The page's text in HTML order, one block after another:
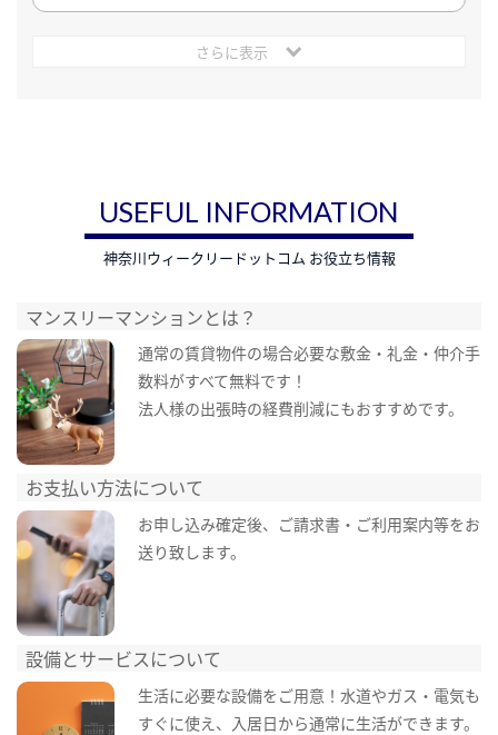
さらに表示
USEFUL INFORMATION
神奈川ウィークリードットコム お役立ち情報
マンスリーマンションとは？
通常の賃貸物件の場合必要な敷金・礼金・仲介手
数料がすべて無料です！
法人様の出張時の経費削減にもおすすめです。
お支払い方法について
お申し込み確定後、ご請求書・ご利用案内等をお
送り致します。
設備とサービスについて
生活に必要な設備をご用意！水道やガス・電気も
すぐに使え、入居日から通常に生活ができます。